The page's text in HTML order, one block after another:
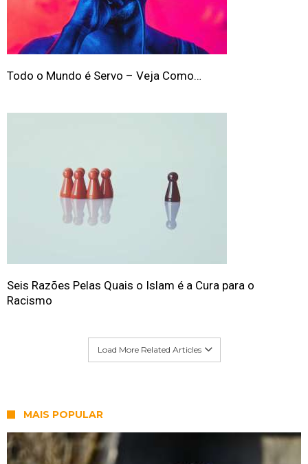
Todo o Mundo é Servo – Veja Como…
Seis Razões Pelas Quais o Islam é a Cura para o
Racismo
Load More Related Articles
MAIS POPULAR